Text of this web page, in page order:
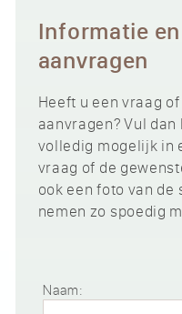
Informatie
aanvragen
Heeft u een vraag
aanvragen? Vul
volledig mogelijk in
vraag of de
ook een foto van
nemen zo spoedig
Naam: